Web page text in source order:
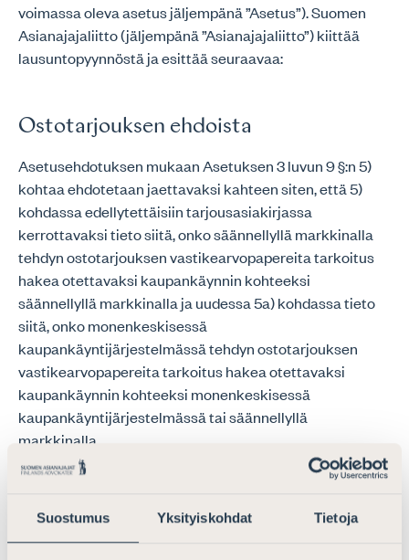
Suostumus Yksityiskohdat Tietoja
voimassa oleva asetus jäljempänä ”Asetus”). Suomen
Asianajajaliitto (jäljempänä ”Asianajajaliitto”) kiittää
lausuntopyynnöstä ja esittää seuraavaa:
Ostotarjouksen ehdoista
Asetusehdotuksen mukaan Asetuksen 3 luvun 9 §:n 5)
kohtaa ehdotetaan jaettavaksi kahteen siten, että 5)
kohdassa edellytettäisiin tarjousasiakirjassa
kerrottavaksi tieto siitä, onko säännellyllä markkinalla
tehdyn ostotarjouksen vastikearvopapereita tarkoitus
hakea otettavaksi kaupankäynnin kohteeksi
säännellyllä markkinalla ja uudessa 5a) kohdassa tieto
siitä, onko monenkeskisessä
kaupankäyntijärjestelmässä tehdyn ostotarjouksen
vastikearvopapereita tarkoitus hakea otettavaksi
kaupankäynnin kohteeksi monenkeskisessä
kaupankäyntijärjestelmässä tai säännellyllä
markkinalla.
Asianajajaliitto tiedostaa, että jako 9 § 5) ja 9 § 5a)
kohtaan Asetusehdotuksessa heijastaa ehdotettuja
arvopaperimarkkinalain 11 luvun 24 §:ää ja 24a §:ää,